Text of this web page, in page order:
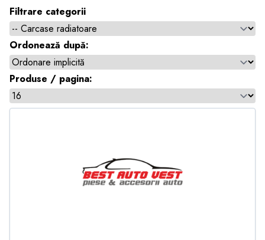
Filtrare categorii
Ordonează după:
Produse / pagina: